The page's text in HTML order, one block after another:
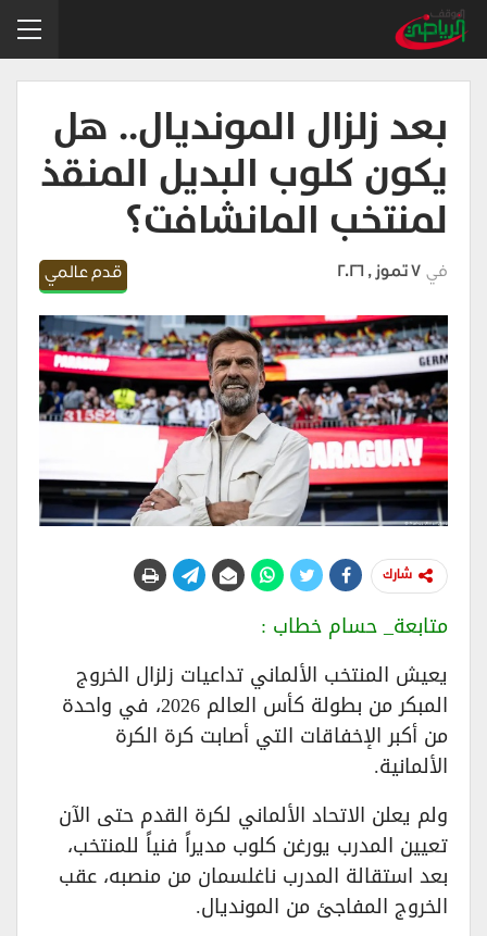
بعد زلزال المونديال.. هل
يكون كلوب البديل المنقذ
لمنتخب المانشافت؟
قدم عالمي في 7 تموز , 2026
شارك
متابعة_ حسام خطاب :
يعيش المنتخب الألماني تداعيات زلزال الخروج
المبكر من بطولة كأس العالم 2026، في واحدة
من أكبر الإخفاقات التي أصابت كرة الكرة
الألمانية.
ولم يعلن الاتحاد الألماني لكرة القدم حتى الآن
تعيين المدرب يورغن كلوب مديراً فنياً للمنتخب،
بعد استقالة المدرب ناغلسمان من منصبه، عقب
الخروج المفاجئ من المونديال.